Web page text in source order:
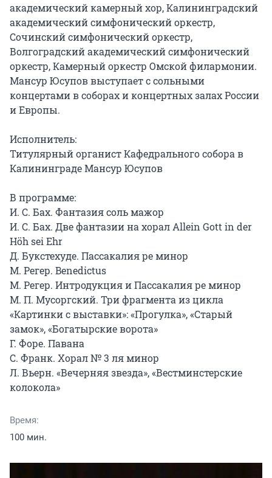
академический камерный хор, Калининградский
академический симфонический оркестр,
Сочинский симфонический оркестр,
Волгоградский академический симфонический
оркестр, Камерный оркестр Омской филармонии.
Мансур Юсупов выступает с сольными
концертами в соборах и концертных залах России
и Европы.
Исполнитель:
Титулярный органист Кафедрального собора в
Калининграде Мансур Юсупов
В программе:
И. С. Бах. Фантазия соль мажор
И. С. Бах. Две фантазии на хорал Allein Gott in der
Höh sei Ehr
Д. Букстехуде. Пассакалия ре минор
М. Регер. Benedictus
М. Регер. Интродукция и Пассакалия ре минор
М. П. Мусоргский. Три фрагмента из цикла
«Картинки с выставки»: «Прогулка», «Старый
замок», «Богатырские ворота»
Г. Форе. Павана
С. Франк. Хорал № 3 ля минор
Л. Вьерн. «Вечерняя звезда», «Вестминстерские
колокола»
Время:
100 мин.